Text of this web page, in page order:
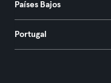
Países Bajos
Portugal